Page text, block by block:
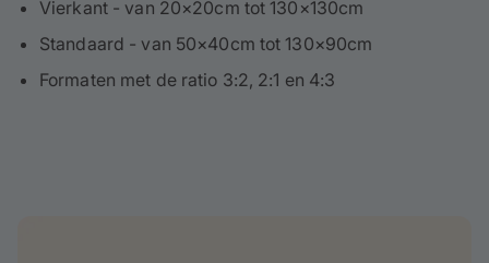
Vierkant - van 20×20cm tot 130×130cm
Standaard - van 50×40cm tot 130×90cm
Formaten met de ratio 3:2, 2:1 en 4:3